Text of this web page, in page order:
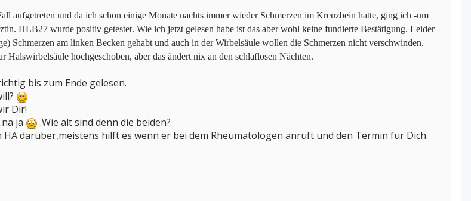
aufgetreten und da ich schon einige Monate nachts immer wieder Schmerzen im Kreuzbein hatte, ging ich -um
HLB27 wurde positiv getestet. Wie ich jetzt gelesen habe ist das aber wohl keine fundierte Bestätigung. Leider
Schmerzen am linken Becken gehabt und auch in der Wirbelsäule wollen die Schmerzen nicht verschwinden.
hochgeschoben, aber das ändert nix an den schlaflosen Nächten.
bis zum Ende gelesen.
Dir!
ja
.Wie alt sind denn die beiden?
HA darüber,meistens hilft es wenn er bei dem Rheumatologen anruft und den Termin für Dich